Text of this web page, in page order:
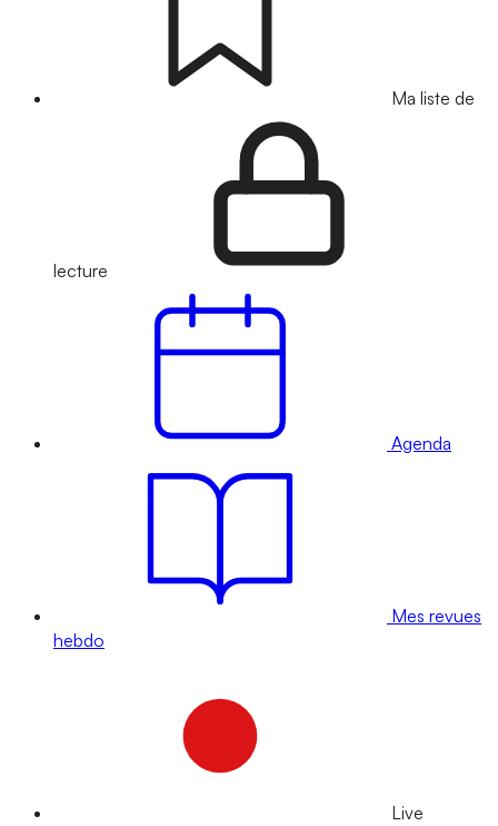
Ma liste de
lecture
Agenda
Mes revues
hebdo
Live